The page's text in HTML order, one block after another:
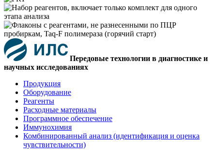
Передовые технологии в диагностике и
научных исследованиях
Продукция
Оборудование
Реагенты
Расходные материалы
Программное обеспечение
Иммунохимия
Комбинированный анализ (идентификация и оценка
чувствительности)